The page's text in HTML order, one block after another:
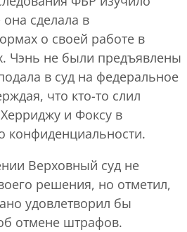
сделала в
о своей работе в
Чэнь не были предъявлены
в суд на федеральное
что кто-то слил
и Фоксу в
конфиденциальности.
Верховный суд не
решения, но отметил,
удовлетворил бы
отмене штрафов.